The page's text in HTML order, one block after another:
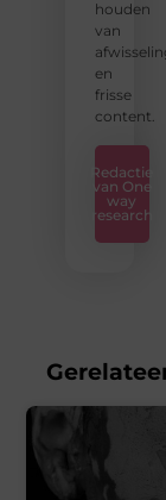
houden
van
en
frisse
content.
Redactie
van One
way
research